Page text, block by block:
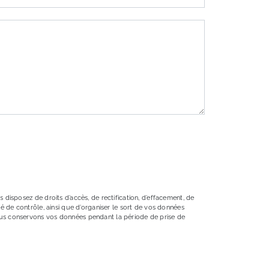
de droits d’accès, de rectification, d’effacement, de
contrôle, ainsi que d’organiser le sort de vos données
conservons vos données pendant la période de prise de